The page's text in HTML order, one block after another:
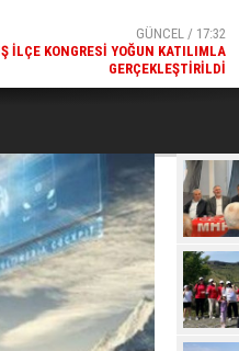
GÜNCEL / 17:08
SPORSEVERLERI BIR ARAYA GETIRDI